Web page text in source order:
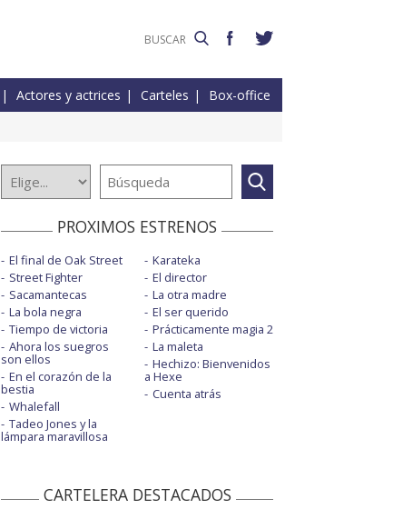
Actores y actrices Carteles Box-office
PROXIMOS ESTRENOS
El final de Oak Street
Street Fighter
Sacamantecas
La bola negra
Tiempo de victoria
Ahora los suegros
son ellos
En el corazón de la
bestia
Whalefall
Tadeo Jones y la
lámpara maravillosa
Karateka
El director
La otra madre
El ser querido
Prácticamente magia 2
La maleta
Hechizo: Bienvenidos
a Hexe
Cuenta atrás
CARTELERA DESTACADOS